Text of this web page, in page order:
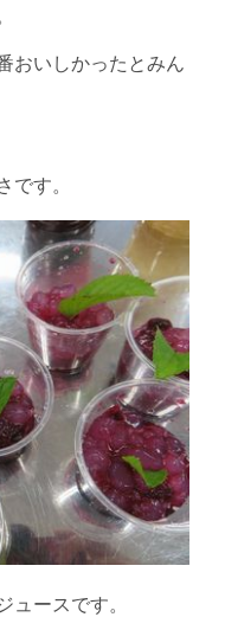
おいしかったとみん
です。
ュースです。